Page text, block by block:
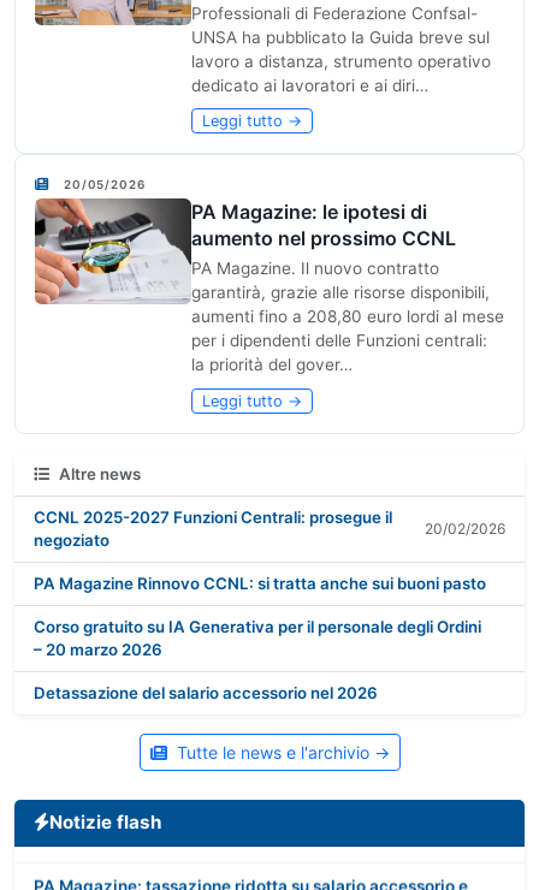
Professionali di Federazione Confsal-
UNSA ha pubblicato la Guida breve sul
lavoro a distanza, strumento operativo
dedicato ai lavoratori e ai diri…
Leggi tutto →
20/05/2026
PA Magazine: le ipotesi di
aumento nel prossimo CCNL
PA Magazine. Il nuovo contratto
garantirà, grazie alle risorse disponibili,
aumenti fino a 208,80 euro lordi al mese
per i dipendenti delle Funzioni centrali:
la priorità del gover…
Leggi tutto →
Altre news
CCNL 2025-2027 Funzioni Centrali: prosegue il
negoziato
20/02/2026
PA Magazine Rinnovo CCNL: si tratta anche sui buoni pasto
Corso gratuito su IA Generativa per il personale degli Ordini
– 20 marzo 2026
Detassazione del salario accessorio nel 2026
Tutte le news e l'archivio →
Notizie flash
20/05/2026
PA Magazine: tassazione ridotta su salario accessorio e